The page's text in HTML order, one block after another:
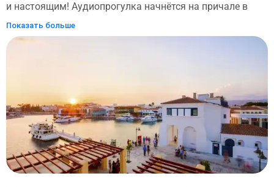
и настоящим! Аудиопрогулка начнётся на причале в
районе Марина, где на волнах покачиваются
белоснежные яхты. Увидите вы и старый порт,
хранящий историю этого средневекового морского
рыцарей, среди которых сам Ричард Львиное Сердце!
Здесь вы также рассмотрите пресс для производства
оливкового масла и узнаете секреты его изготовления.
После этого вы изучите старый турецкий квартал с его
банями и мечетями, и посетите бывший городской
рынок. Маленькие улочки и старинные особняки
расскажут о жизни и быте киприотов от древних времен
Показать больше